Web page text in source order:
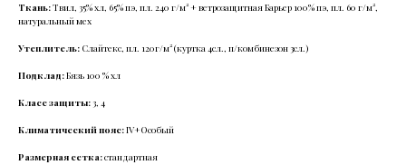
Ткань:Твил, 35% хл, 65% пэ, пл. 240 г/м² + ветрозащитная Барьер 100% пэ, пл. 60 г/м²,
натуральный мех
Утеплитель: Слайтекс, пл. 120г/м² (куртка 4сл., п/комбинезон 3сл.)
Подклад:Бязь 100 % хл
Класс защиты: 3, 4
Климатический пояс:IV+Особый
Размерная сетка:стандартная